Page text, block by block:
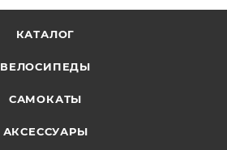
КАТАЛОГ
ВЕЛОСИПЕДЫ
САМОКАТЫ
АКСЕССУАРЫ